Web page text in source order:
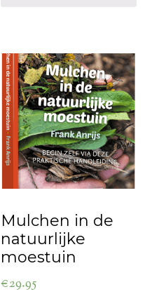
Mulchen in de
natuurlijke
moestuin
€29.95